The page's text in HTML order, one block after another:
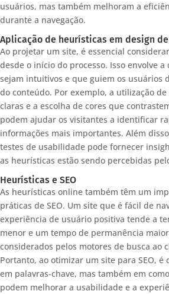
usuários, mas também melhoram a
durante a navegação.
Aplicação de heurísticas em design
Ao projetar um site, é essencial
desde o início do processo. Isso envolve
sejam intuitivos e que guiem os usuários
do conteúdo. Por exemplo, a utilização
claras e a escolha de cores que
podem ajudar os visitantes a identificar
informações mais importantes. Além
testes de usabilidade pode fornecer
as heurísticas estão sendo percebidas
Heurísticas e SEO
As heurísticas online também têm um
práticas de SEO. Um site que é fácil de
experiência de usuário positiva tende a
menor e um tempo de permanência
considerados pelos motores de busca ao
Portanto, ao otimizar um site para SEO, é
em palavras-chave, mas também em
podem melhorar a usabilidade e a